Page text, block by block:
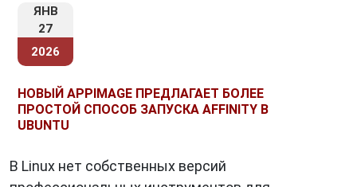
ЯНВ
27
2026
НОВЫЙ APPIMAGE ПРЕДЛАГАЕТ БОЛЕЕ
ПРОСТОЙ СПОСОБ ЗАПУСКА AFFINITY В
UBUNTU
В Linux нет собственных версий